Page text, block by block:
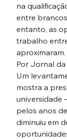
na
entre
entanto, as
trabalho
aproximaram.
Por Jornal
Um
mostra a
universidade
pelos anos
diminuiu em